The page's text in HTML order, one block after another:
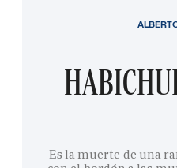
Es la muerte de una